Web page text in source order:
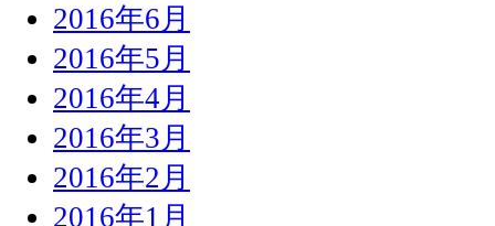
2016年6月
2016年5月
2016年4月
2016年3月
2016年2月
2016年1月